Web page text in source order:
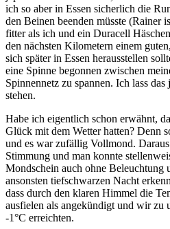
ich so aber in Essen sicherlich die
den Beinen beenden müsste (Rainer
fitter als ich und ein Duracell
den nächsten Kilometern einem
sich später in Essen herausstellen
eine Spinne begonnen zwischen
Spinnennetz zu spannen. Ich lass
stehen.
Habe ich eigentlich schon erwähnt,
Glück mit dem Wetter hatten? Denn
und es war zufällig Vollmond.
Stimmung und man konnte
Mondschein auch ohne Beleuchtung
ansonsten tiefschwarzen Nacht
dass durch den klaren Himmel die
ausfielen als angekündigt und wir zu
-1°C erreichten.